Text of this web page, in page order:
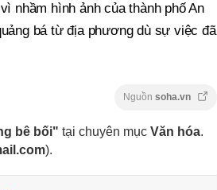
nhầm hình ảnh của thành phố An
bá từ địa phương dù sự việc đã
Nguồn soha.vn
bê bối" tại chuyên mục Văn hóa.
).